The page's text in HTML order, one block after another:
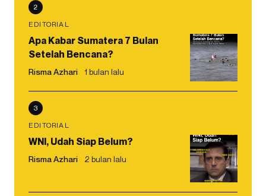
2
EDITORIAL
Apa Kabar Sumatera 7 Bulan
Setelah Bencana?
Risma Azhari 1 bulan lalu
3
EDITORIAL
WNI, Udah Siap Belum?
Risma Azhari 2 bulan lalu